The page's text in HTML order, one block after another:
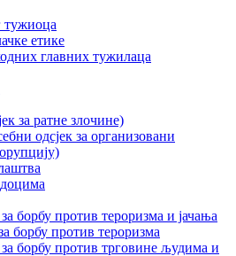
тужиоца
етике
главних тужилаца
за ратне злочине)
одсјек за организовани
борбу против тероризма и јачања
борбу против тероризма
борбу против трговине људима и